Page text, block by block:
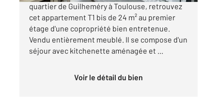
quartier de Guilheméry à Toulouse, retrouvez
cet appartement T1 bis de 24 m² au premier
étage d'une copropriété bien entretenue.
Vendu entièrement meublé. Il se compose d'un
séjour avec kitchenette aménagée et ...
Voir le détail du bien